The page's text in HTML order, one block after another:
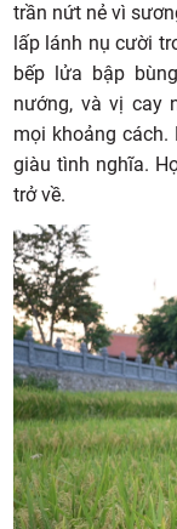
trần nứt nẻ vì
lấp lánh nụ cười
bếp lửa bập
nướng, và vị cay
mọi khoảng
giàu tình nghĩa.
trở về.